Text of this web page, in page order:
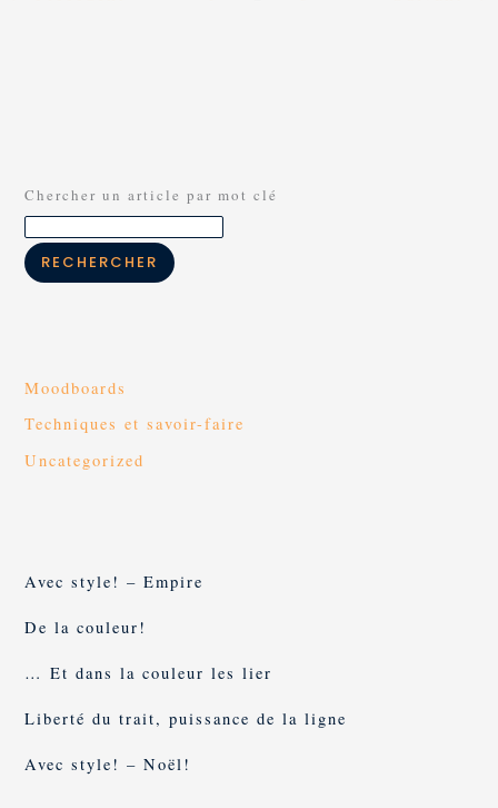
Chercher un article par mot clé
RECHERCHER
Moodboards
Techniques et savoir-faire
Uncategorized
Avec style! – Empire
De la couleur!
… Et dans la couleur les lier
Liberté du trait, puissance de la ligne
Avec style! – Noël!